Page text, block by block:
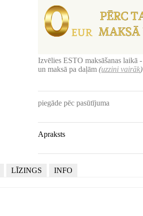
Izvēlies ESTO maksāšanas laikā -
un maksā pa daļām(uzzini vairāk)
piegāde pēc pasūtījuma
Apraksts
LĪZINGS INFO